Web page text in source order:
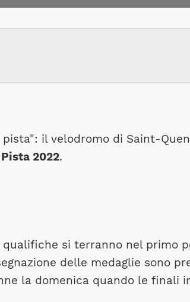
il velodromo di Saint-
2022.
si terranno nel primo
delle medaglie sono
la domenica quando le finali